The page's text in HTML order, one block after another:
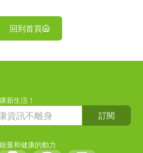
回到首頁
新生活！
訂閱
量和健康的動力